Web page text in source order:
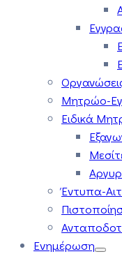
Μητρώο-
Ειδικά
Έντυπα-
Ενημέρωση